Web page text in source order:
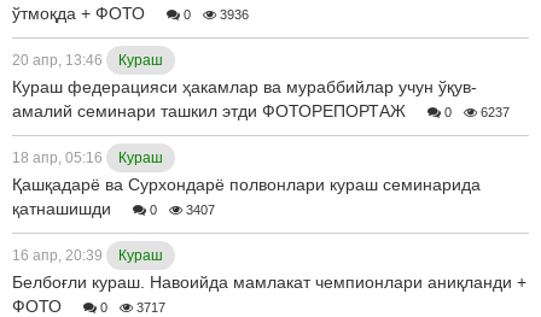
ўтмоқда + ФОТО
0 3936
20 апр, 13:46 Кураш
Кураш федерацияси ҳакамлар ва мураббийлар учун ўқув-
амалий семинари ташкил этди ФОТОРЕПОРТАЖ
0 6237
18 апр, 05:16 Кураш
Қашқадарё ва Сурхондарё полвонлари кураш семинарида
қатнашишди
0 3407
16 апр, 20:39 Кураш
Белбоғли кураш. Навоийда мамлакат чемпионлари аниқланди +
ФОТО
0 3717